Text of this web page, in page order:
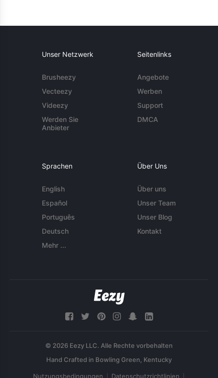
Unser Netzwerk
Brusheezy
Vecteezy
Videezy
Werden Sie
Anbieter
Seitenlinks
Angebote
Werben
Support
DMCA
Sprachen
English
Español
Português
Deutsch
Mehr ...
Über Uns
Über uns
Unser Team
Unser Blog
Kontakt
© 2026 Eezy LLC. Alle Rechte vorbehalten
Nutzungsbedingungen Datenschutzrichtlinien